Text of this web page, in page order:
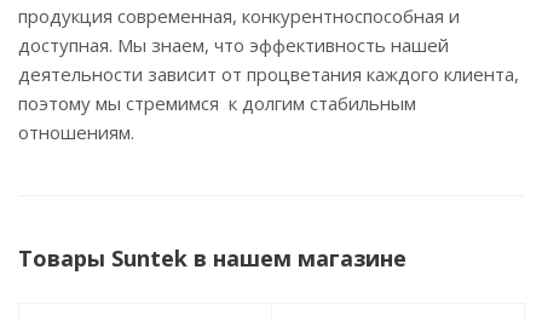
продукция современная, конкурентноспособная и
доступная. Мы знаем, что эффективность нашей
деятельности зависит от процветания каждого клиента,
поэтому мы стремимся к долгим стабильным
отношениям.
Товары Suntek в нашем магазине